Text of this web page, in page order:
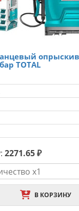
TOTAL
2271.65 ₽
В КОРЗИНУ